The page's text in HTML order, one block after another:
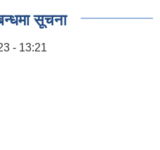
सूचना
- 13:21